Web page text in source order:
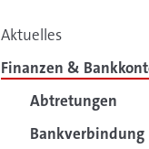
Aktuelles
Finanzen &
Abtretungen
Bankverbindung